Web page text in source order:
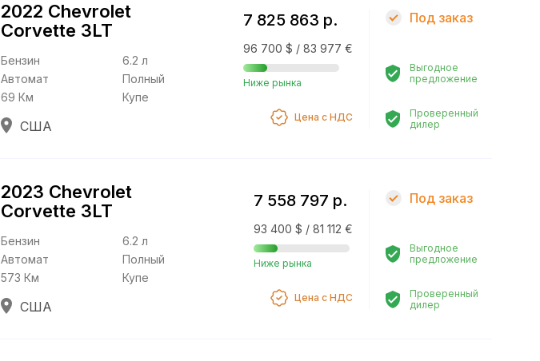
2022 Chevrolet
Corvette 3LT
Бензин
6.2 л
Автомат
Полный
69 Км
Купе
США
7 825 863 р.
96 700 $ / 83 977 €
Ниже рынка
Цена с НДС
Под заказ
Выгодное
предложение
Проверенный
дилер
2023 Chevrolet
Corvette 3LT
Бензин
6.2 л
Автомат
Полный
573 Км
Купе
США
7 558 797 р.
93 400 $ / 81 112 €
Ниже рынка
Цена с НДС
Под заказ
Выгодное
предложение
Проверенный
дилер